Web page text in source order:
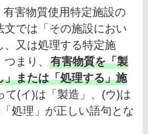
有害物質使用特定施設の
文では「その施設におい
、又は処理する特定施
まり、 有害物質を「製
」または「処理する」施
て(イ)は「製造」、(ウ)は
「処理」が正しい語句とな